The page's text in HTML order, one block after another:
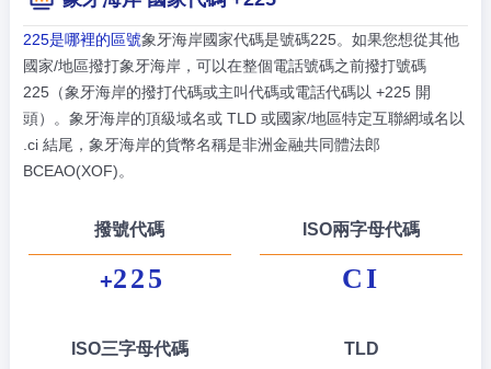
225是哪裡的區號象牙海岸國家代碼是號碼225。如果您想從其他
國家/地區撥打象牙海岸，可以在整個電話號碼之前撥打號碼
225（象牙海岸的撥打代碼或主叫代碼或電話代碼以 +225 開
頭）。象牙海岸的頂級域名或 TLD 或國家/地區特定互聯網域名以
.ci 結尾，象牙海岸的貨幣名稱是非洲金融共同體法郎
BCEAO(XOF)。
撥號代碼
+225
ISO兩字母代碼
CI
ISO三字母代碼 TLD